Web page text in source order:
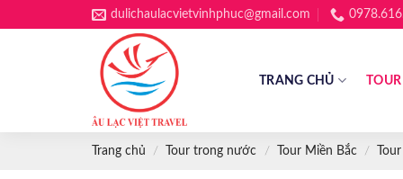
to
dulichaulacvietvinhphuc@gmail.com
TRANG CHỦ
Trang chủ / Tour trong nước / Tour Miền Bắc /